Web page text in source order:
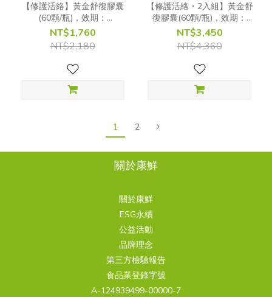
【修護活絡】黃金舒復膠囊
(60顆/瓶)，效期：
2027/02/24
NT$1,760
NT$2,180
【修護活絡・2入組】黃金舒
復膠囊(60顆/瓶)，效期：
2027/02/24
NT$3,450
NT$4,360
1 2
關於康鮮
關於康鮮
ESG永續
公益活動
品牌理念
第三方檢驗報告
食品業登錄字號
A-124939499-00000-7